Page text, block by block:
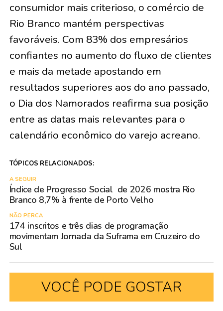
consumidor mais criterioso, o comércio de
Rio Branco mantém perspectivas
favoráveis. Com 83% dos empresários
confiantes no aumento do fluxo de clientes
e mais da metade apostando em
resultados superiores aos do ano passado,
o Dia dos Namorados reafirma sua posição
entre as datas mais relevantes para o
calendário econômico do varejo acreano.
TÓPICOS RELACIONADOS:
A SEGUIR
Índice de Progresso Social de 2026 mostra Rio
Branco 8,7% à frente de Porto Velho
NÃO PERCA
174 inscritos e três dias de programação
movimentam Jornada da Suframa em Cruzeiro do
Sul
VOCÊ PODE GOSTAR